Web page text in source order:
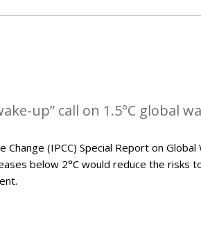
up” call on 1.5°C global
(IPCC) Special Report on Global
below 2°C would reduce the risks